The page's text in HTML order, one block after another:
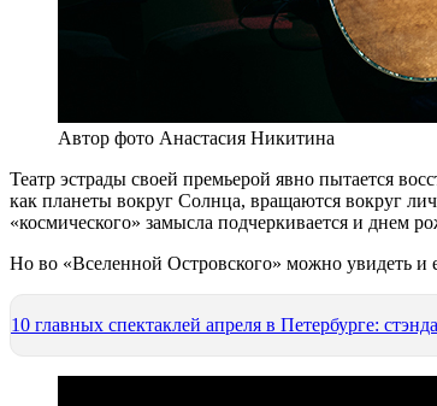
Автор фото Анастасия Никитина
Театр эстрады своей премьерой явно пытается
как планеты вокруг Солнца, вращаются вокруг
«космического» замысла подчеркивается и днем
Но во «Вселенной Островского» можно увидеть
10 главных спектаклей апреля в Петербурге: